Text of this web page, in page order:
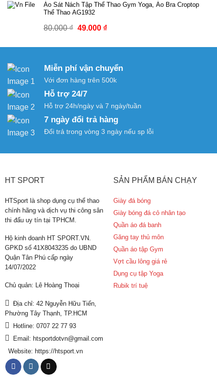
là:
tại
39.000 ₫.
Áo Sát Nách Tập Thể Thao Gym Yoga, Áo Bra Croptop
Thể Thao AG1932
80.000₫ Giá
là:
49.000 ₫Giá
tại
49.000 ₫.
Miễn phí vận chuyển
Với đơn hàng trên 500k
Hỗ trợ 24/7
Hỗ trợ 24h/ngày và 7 ngày/tuần
7 ngày đổi trả hàng
Đổi trả trong vòng 3 ngày nếu sp lỗi
HT SPORT
HTSport là shop dụng cụ thể thao
chính hãng và dịch vụ thi công sân
thi đấu uy tín tại TPHCM.
Hộ kinh doanh HT SPORT.VN.
GPKD số 41X8043235 do UBND
Quận Tân Phú cấp ngày
14/07/2022
Chủ quản: Lê Hoàng Thoại
Địa chỉ: 42 Nguyễn Hữu Tiến,
Phường Tây Thạnh, TP.HCM
Hotline: 0707 22 77 93
Email: htsportdotvn@gmail.com
Website: https://htsport.vn
SẢN PHẨM BÁN CHẠY
Giày đá bóng
Giày bóng đá cỏ nhân tạo
Quần áo đá banh
Găng tay thủ môn
Quần áo tập Gym
Vợt cầu lông giá rẻ
Dụng cụ tập Yoga
Rubik trí tuệ